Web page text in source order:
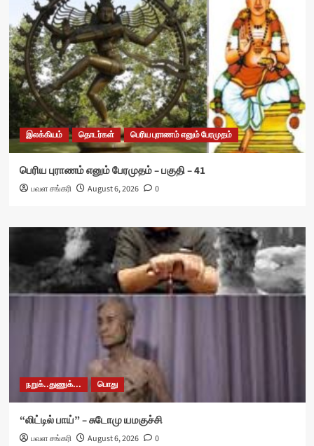
இலக்கியம் தொடர்கள் பெரிய புராணம் எனும் பேரமுதம்
பெரிய புராணம் எனும் பேரமுதம் – பகுதி – 41
பவள சங்கரி August 6, 2026 0
நறுக்..துணுக்... பொது
“லிட்டில் பாய்” – சுடோமு யமகுச்சி
பவள சங்கரி August 6, 2026 0